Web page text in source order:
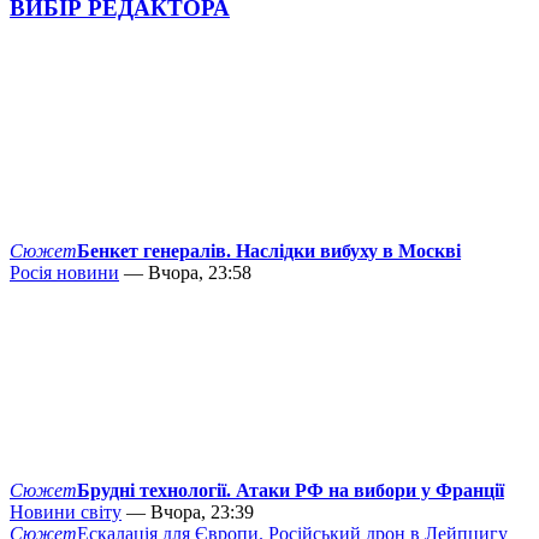
ВИБІР РЕДАКТОРА
СюжетБенкет генералів. Наслідки вибуху в Москві
Росія новини — Вчора, 23:58
СюжетБрудні технології. Атаки РФ на вибори у Франції
Новини світу — Вчора, 23:39
СюжетЕскалація для Європи. Російський дрон в Лейпцигу